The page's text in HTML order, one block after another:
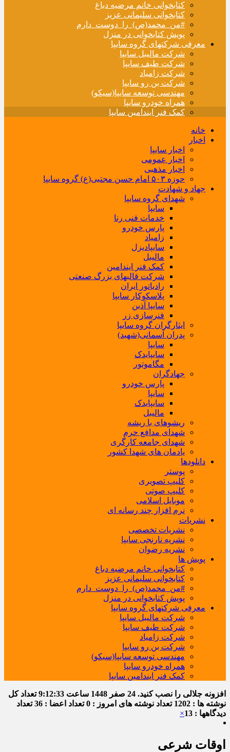
کتابخوانی خانم مرضیه دباغ
کتابخوانی سلیمانی عزیز
#من_محمد(ص)_را_دوست_دارم
پویش کتابخوانی در منزل
معرفی شرکتهای گروه سایپا
شرکت مالیبل سایپا
شرکت طیف سایپا
شرکت زامیاد
شرکت بن رو سایپا
مهندسی توسعه سایپا(سیکو)
همراه خودرو سایپا
کمک فنر ایندامین سایپا
خانه
اخبار
اخبار سایپا
اخبار عمومی
اخبار مذهبی
حوزه ۵۰۳ امام حسن مجتبی(ع) گروه سایپا
جهاد و شهادت
شهدای گروه سایپا
سایپا
خدمات فنی رنا
پارس خودرو
زامیاد
سایپادیزل
مالیبل
کمک فنر ایندامین
شرکت قالبهای بزرگ صنعتی
رادیاتور ایران
پلاسکوکار سایپا
سایپا آذین
فنرسازی زر
ایثارگران گروه سایپا
پدران آسمانی(شهید)
سایپا
سایپایدک
مگاموتور
جهادگران
پارس خودرو
سایپا
سایپایدک
مالیبل
ریشوهای با ریشه
شهدای مدافع حرم
شهدای جامعه کارگری
یادمان های شهدا کشور
دانلودها
پوستر
کلیپ تصویری
کلیپ صوتی
موبایل اسلامی
نرم افزار چند رسانه ای
نشریات
نشریات تخصصی
نشریه نارنجی سایپا
نشریه رضوان
پویش ها
کتابخوانی خانم مرضیه دباغ
کتابخوانی سلیمانی عزیز
#من_محمد(ص)_را_دوست_دارم
پویش کتابخوانی در منزل
معرفی شرکتهای گروه سایپا
شرکت مالیبل سایپا
شرکت طیف سایپا
شرکت زامیاد
شرکت بن رو سایپا
مهندسی توسعه سایپا(سیکو)
همراه خودرو سایپا
کمک فنر ایندامین سایپا
افزونه جلالی را نصب کنید. 24 صفر 1448 ساعت 9:12:33تعداد کل
نوشته ها : 1202
تعداد نوشته های امروز : 0 تعداد اعضا : 36
تعداد
دیدگاهها : 13
×
اوقات شرعی